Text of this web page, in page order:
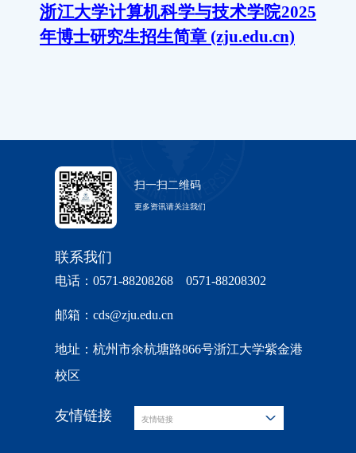
浙江大学计算机科学与技术学院2025
年博士研究生招生简章 (zju.edu.cn)
扫一扫二维码
更多资讯请关注我们
联系我们
电话：0571-88208268 0571-88208302
邮箱：cds@zju.edu.cn
地址：杭州市余杭塘路866号浙江大学紫金港
校区
友情链接 友情链接